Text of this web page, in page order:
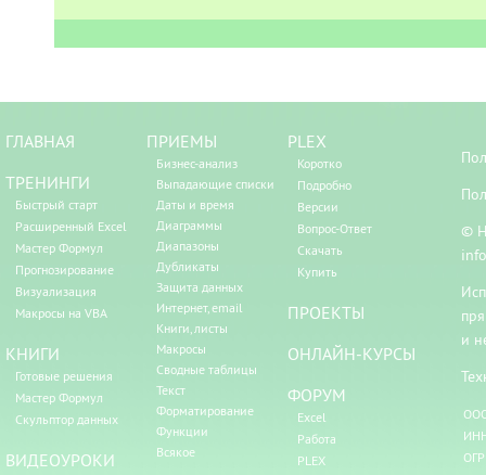
ГЛАВНАЯ
ТРЕНИНГИ
Быстрый старт
Расширенный Excel
Мастер Формул
Прогнозирование
Визуализация
Макросы на VBA
КНИГИ
Готовые решения
Мастер Формул
Скульптор данных
ВИДЕОУРОКИ
ПРИЕМЫ
Бизнес-анализ
Выпадающие списки
Даты и время
Диаграммы
Диапазоны
Дубликаты
Защита данных
Интернет, email
Книги, листы
Макросы
Сводные таблицы
Текст
Форматирование
Функции
Всякое
PLEX
Коротко
Подробно
Версии
Вопрос-Ответ
Скачать
Купить
ПРОЕКТЫ
ОНЛАЙН-КУРСЫ
ФОРУМ
Excel
Работа
PLEX
©
и